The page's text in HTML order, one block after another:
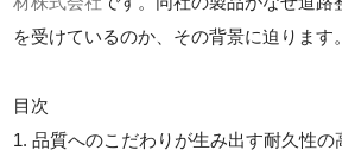
を受けているのか、その背景に迫ります。
目次
1. 品質へのこだわりが生み出す耐久性